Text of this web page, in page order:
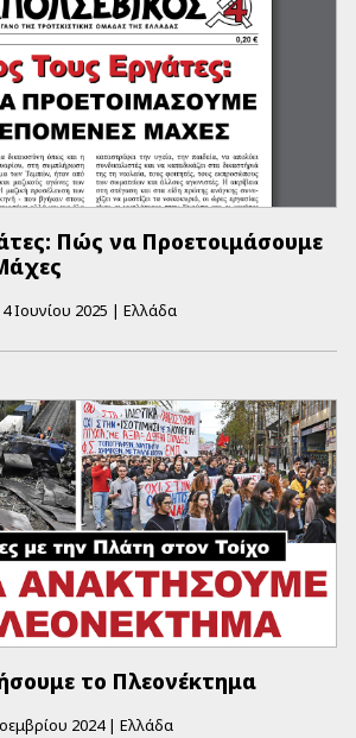
Πώς να Προετοιμάσουμε
4 Ιουνίου 2025 | Ελλάδα
το Πλεονέκτημα
2024 | Ελλάδα